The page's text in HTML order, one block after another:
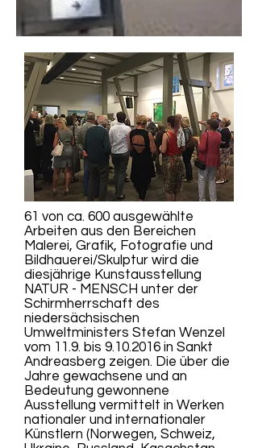
61 von ca. 600 ausgewählte
Arbeiten aus den Bereichen
Malerei, Grafik, Fotografie und
Bildhauerei/Skulptur wird die
diesjährige Kunstausstellung
NATUR - MENSCH unter der
Schirmherrschaft des
niedersächsischen
Umweltministers Stefan Wenzel
vom 11.9. bis 9.10.2016 in Sankt
Andreasberg zeigen. Die über die
Jahre gewachsene und an
Bedeutung gewonnene
Ausstellung vermittelt in Werken
nationaler und internationaler
Künstlern (Norwegen, Schweiz,